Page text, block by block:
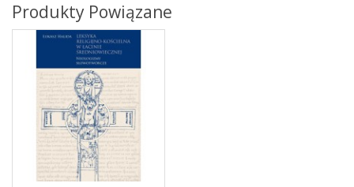
Produkty Powiązane